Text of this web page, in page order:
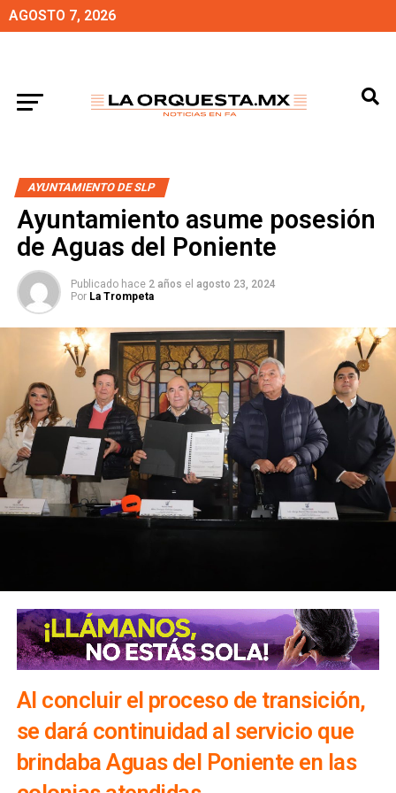
AGOSTO 7, 2026
AYUNTAMIENTO DE SLP
Ayuntamiento asume posesión
de Aguas del Poniente
Publicado hace 2 años el agosto 23, 2024
Por La Trompeta
Al concluir el proceso de transición,
se dará continuidad al servicio que
brindaba Aguas del Poniente en las